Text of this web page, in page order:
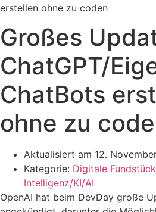
erstellen ohne zu coden
Großes
ChatGPT/
ChatBots
ohne zu
Aktualisiert am 12.
Kategorie: Digitale
Intelligenz/KI/AI
OpenAI hat beim DevDay große